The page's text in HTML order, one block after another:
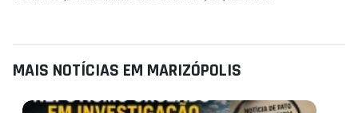
MAIS NOTÍCIAS EM MARIZÓPOLIS